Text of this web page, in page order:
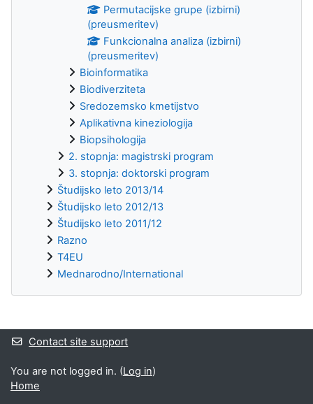
Permutacijske grupe (izbirni)
(preusmeritev)
Funkcionalna analiza (izbirni)
(preusmeritev)
Bioinformatika
Biodiverziteta
Sredozemsko kmetijstvo
Aplikativna kineziologija
Biopsihologija
2. stopnja: magistrski program
3. stopnja: doktorski program
Študijsko leto 2013/14
Študijsko leto 2012/13
Študijsko leto 2011/12
Razno
T4EU
Mednarodno/International
Supplementary blocks
Contact site support
You are not logged in. (Log in)
Home